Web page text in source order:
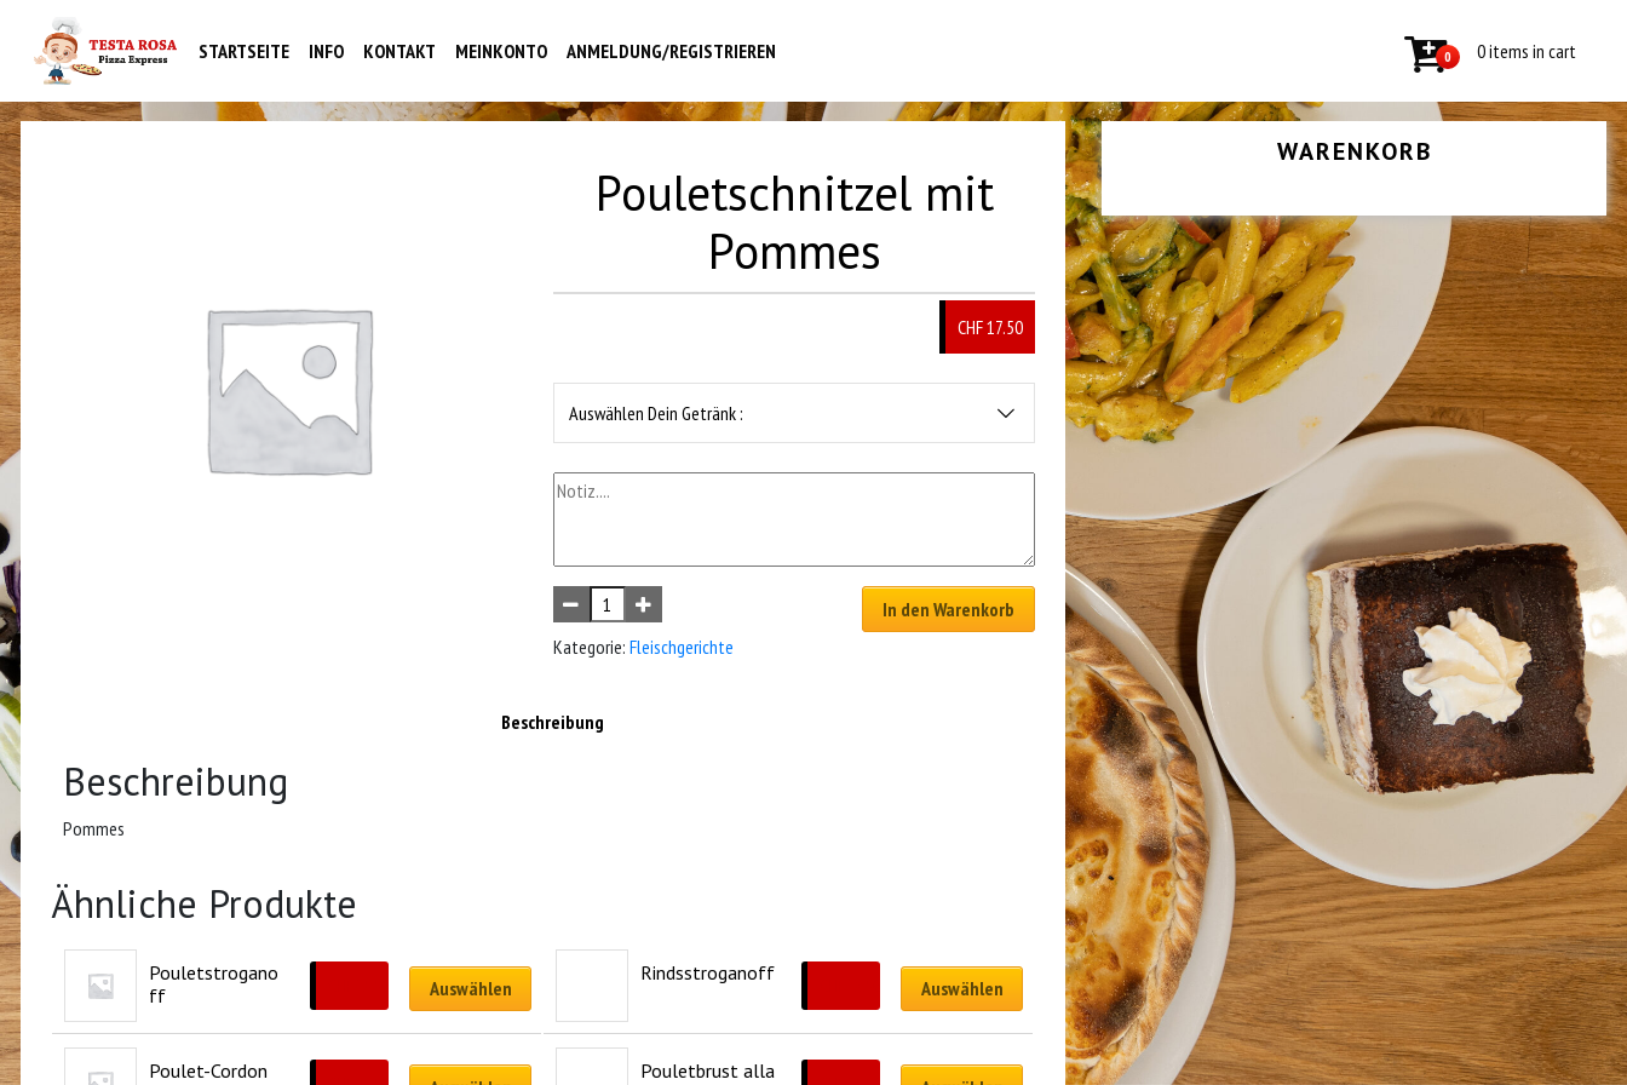
STARTSEITE INFO KONTAKT MEINKONTO ANMELDUNG/REGISTRIEREN 0 0 items in cart
Pouletschnitzel mit
Pommes
CHF 17.50
Auswählen Dein Getränk :
In den Warenkorb
Kategorie: Fleischgerichte
Beschreibung
Beschreibung
Pommes
Ähnliche Produkte
Pouletstrogano
ff
Auswählen
Rindsstroganoff
Auswählen
Poulet-Cordon
Pouletbrust alla
WARENKORB